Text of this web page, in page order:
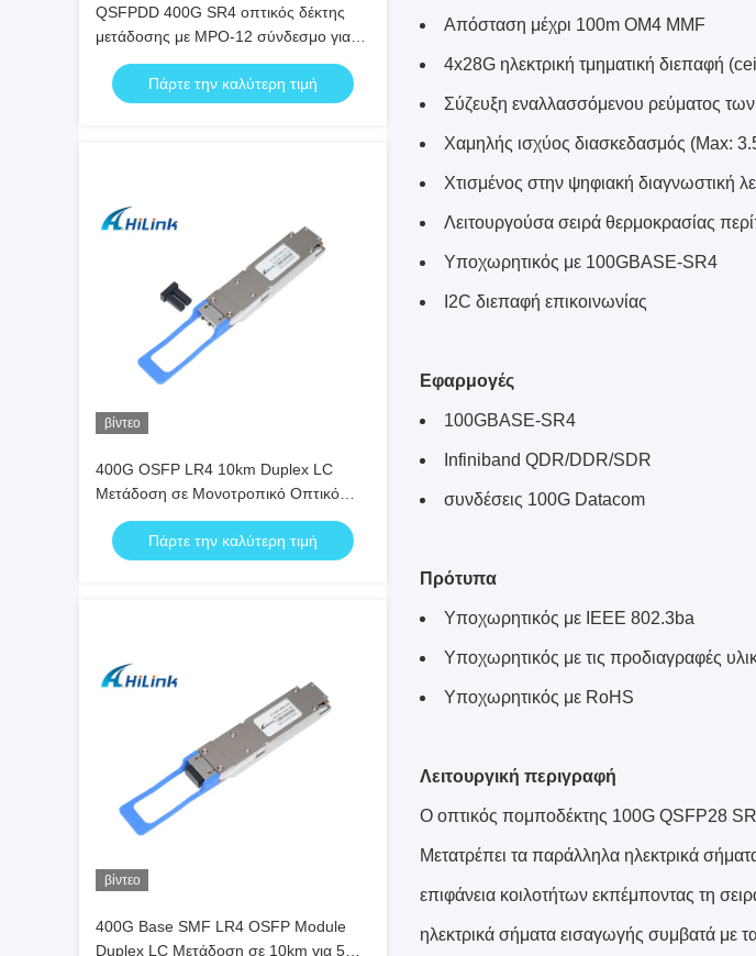
QSFPDD 400G SR4 οπτικός δέκτης
μετάδοσης με MPO-12 σύνδεσμο για
μετάδοση 100m
Πάρτε την καλύτερη τιμή
βίντεο
400G OSFP LR4 10km Duplex LC
Μετάδοση σε Μονοτροπικό Οπτικό
Καλώδιο (SMF) OSFP Module
Πάρτε την καλύτερη τιμή
βίντεο
400G Base SMF LR4 OSFP Module
Duplex LC Μετάδοση σε 10km για 5G
Απόσταση μέχρι 100m OM4 MMF
4x28G ηλεκτρική τμηματική διεπαφή
Σύζευξη εναλλασσόμενου ρεύματος
Χαμηλής ισχύος διασκεδασμός (Max:
Χτισμένος στην ψηφιακή διαγνωστική
Λειτουργούσα σειρά θερμοκρασίας
Υποχωρητικός με 100GBASE-SR4
I2C διεπαφή επικοινωνίας
Εφαρμογές
100GBASE-SR4
Infiniband QDR/DDR/SDR
συνδέσεις 100G Datacom
Πρότυπα
Υποχωρητικός με IEEE 802.3ba
Υποχωρητικός με τις προδιαγραφές
Υποχωρητικός με RoHS
Λειτουργική περιγραφή
Ο οπτικός πομποδέκτης 100G QSFP28
Μετατρέπει τα παράλληλα ηλεκτρικά
επιφάνεια κοιλοτήτων εκπέμποντας τη
ηλεκτρικά σήματα εισαγωγής συμβατά με